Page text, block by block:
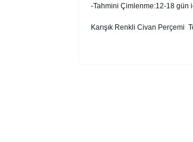
-Tahmini Çimlenme:12-18 gün
Karışık Renkli Civan Perçemi